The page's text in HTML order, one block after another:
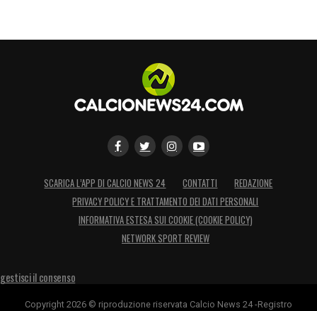
SCARICA L’APP DI CALCIO NEWS 24 CONTATTI
REDAZIONE
PRIVACY POLICY E TRATTAMENTO DEI DATI PERSONALI
INFORMATIVA ESTESA SUI COOKIE (COOKIE POLICY)
NETWORK SPORT REVIEW
gestisci il consenso
Copyright 2026 © riproduzione riservata Calcio News 24 -Registro